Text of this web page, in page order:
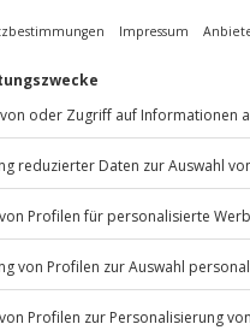
und sing „Viva Las
Listenansicht